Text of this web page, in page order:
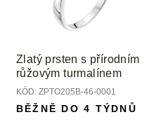
Zlatý prsten s přírodním
růžovým turmalínem
KÓD: ZPTO205B-46-0001
BĚŽNĚ DO 4 TÝDNŮ